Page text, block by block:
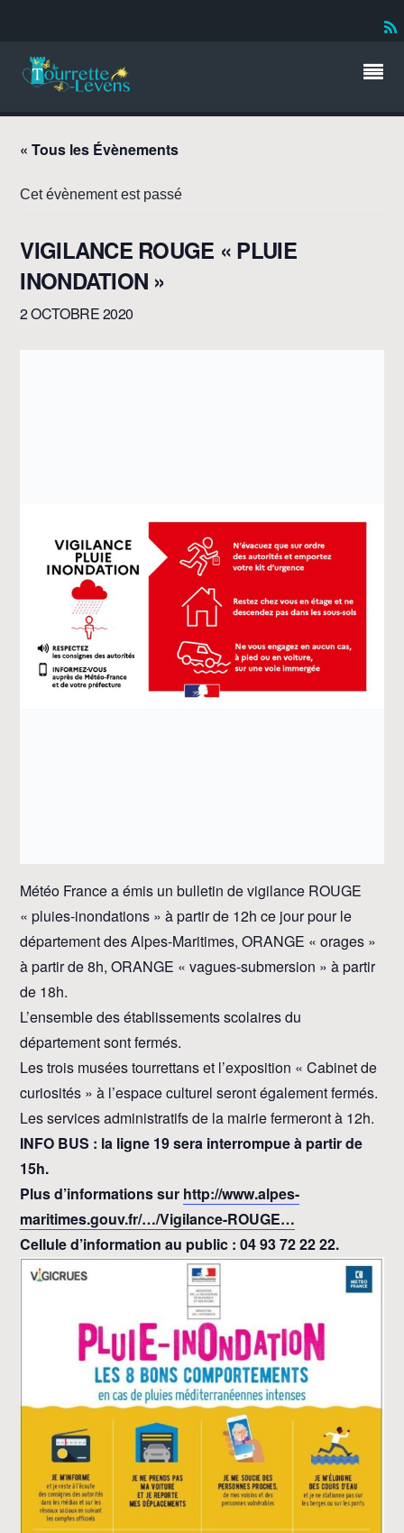
« Tous les Évènements
Cet évènement est passé
VIGILANCE ROUGE « PLUIE
INONDATION »
2 OCTOBRE 2020
Météo France a émis un bulletin de vigilance ROUGE
« pluies-inondations » à partir de 12h ce jour pour le
département des Alpes-Maritimes, ORANGE « orages »
à partir de 8h, ORANGE « vagues-submersion » à partir
de 18h.
L’ensemble des établissements scolaires du
département sont fermés.
Les trois musées tourrettans et l’exposition « Cabinet de
curiosités » à l’espace culturel seront également fermés.
Les services administratifs de la mairie fermeront à 12h.
INFO BUS : la ligne 19 sera interrompue à partir de
15h.
Plus d’informations sur http://www.alpes-
maritimes.gouv.fr/…/Vigilance-ROUGE…
Cellule d’information au public : 04 93 72 22 22.